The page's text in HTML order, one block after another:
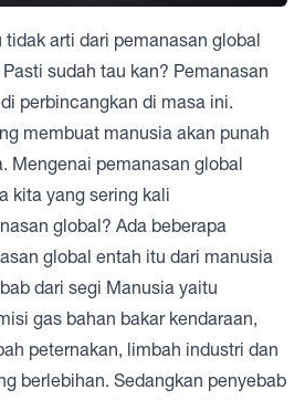
arti dari pemanasan global
sudah tau kan? Pemanasan
perbincangkan di masa ini.
membuat manusia akan punah
Mengenai pemanasan global
kita yang sering kali
global? Ada beberapa
global entah itu dari manusia
dari segi Manusia yaitu
gas bahan bakar kendaraan,
peternakan, limbah industri dan
berlebihan. Sedangkan penyebab